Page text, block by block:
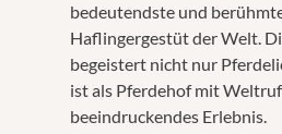
bedeutendste und
Haflingergestüt der Welt.
begeistert nicht nur
ist als Pferdehof mit
beeindruckendes Erlebnis.